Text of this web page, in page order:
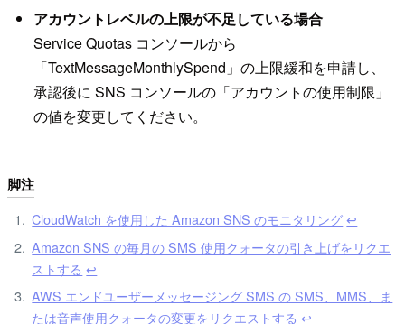
アカウントレベルの上限が不足している場合
Service Quotas コンソールから
「TextMessageMonthlySpend」の上限緩和を申請し、
承認後に SNS コンソールの「アカウントの使用制限」
の値を変更してください。
脚注
CloudWatch を使用した Amazon SNS のモニタリング ↩︎
Amazon SNS の毎月の SMS 使用クォータの引き上げをリクエ
ストする ↩︎
AWS エンドユーザーメッセージング SMS の SMS、MMS、ま
たは音声使用クォータの変更をリクエストする ↩︎